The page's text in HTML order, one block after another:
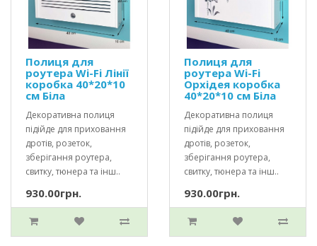
Полиця для
роутера Wi-Fi Лінії
коробка 40*20*10
см Біла
Декоративна полиця
підійде для приховання
дротів, розеток,
зберігання роутера,
свитку, тюнера та інш..
930.00грн.
Полиця для
роутера Wi-Fi
Орхідея коробка
40*20*10 см Біла
Декоративна полиця
підійде для приховання
дротів, розеток,
зберігання роутера,
свитку, тюнера та інш..
930.00грн.